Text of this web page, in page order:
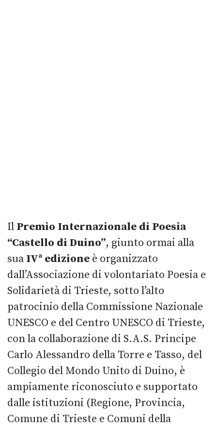
Il Premio Internazionale di Poesia
“Castello di Duino”, giunto ormai alla
sua IVª edizione è organizzato
dall’Associazione di volontariato Poesia e
Solidarietà di Trieste, sotto l’alto
patrocinio della Commissione Nazionale
UNESCO e del Centro UNESCO di Trieste,
con la collaborazione di S.A.S. Principe
Carlo Alessandro della Torre e Tasso, del
Collegio del Mondo Unito di Duino, è
ampiamente riconosciuto e supportato
dalle istituzioni (Regione, Provincia,
Comune di Trieste e Comuni della